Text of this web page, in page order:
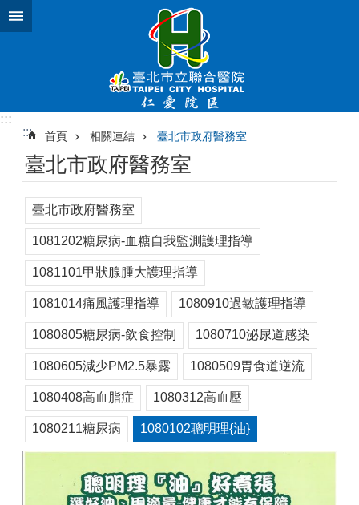
跳到主要內容區塊
:::
:::
首頁 相關連結 臺北市政府醫務室
臺北市政府醫務室
臺北市政府醫務室
1081202糖尿病-血糖自我監測護理指導
1081101甲狀腺腫大護理指導
1081014痛風護理指導 1080910過敏護理指導
1080805糖尿病-飲食控制 1080710泌尿道感染
1080605減少PM2.5暴露 1080509胃食道逆流
1080408高血脂症 1080312高血壓
1080211糖尿病 1080102聰明理{油}